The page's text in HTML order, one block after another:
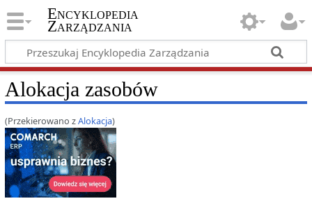
Encyklopedia
Zarządzania
Alokacja zasobów
(Przekierowano zAlokacja)